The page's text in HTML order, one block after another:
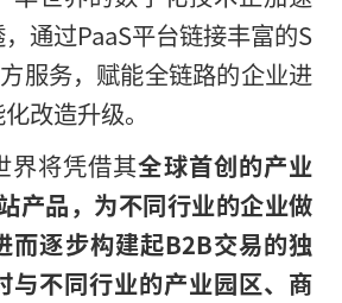
通过PaaS平台链接丰富的S
服务，赋能全链路的企业进
改造升级。
界将凭借其全球首创的产业
产品， 为不同行业的企业做
而逐步构建起B2B交易的独
与不同行业的产业园区、商